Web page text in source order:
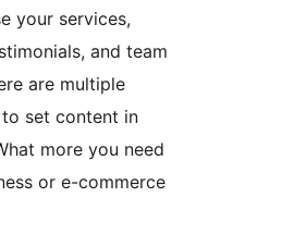
your services,
and team
are multiple
set content in
more you need
or e-commerce